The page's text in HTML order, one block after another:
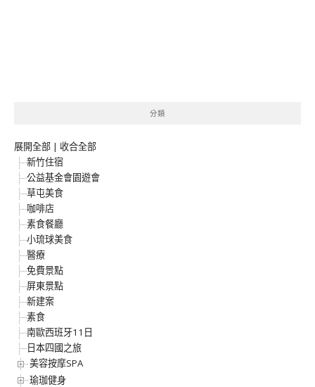
分類
展開全部 | 收合全部
新竹住宿
公益基金會園遊會
草屯美食
咖啡店
素食餐廳
小琉球美食
醫療
免費景點
屏東景點
新建案
素食
南歐西班牙11日
日本四國之旅
美容按摩SPA
瑜珈健身